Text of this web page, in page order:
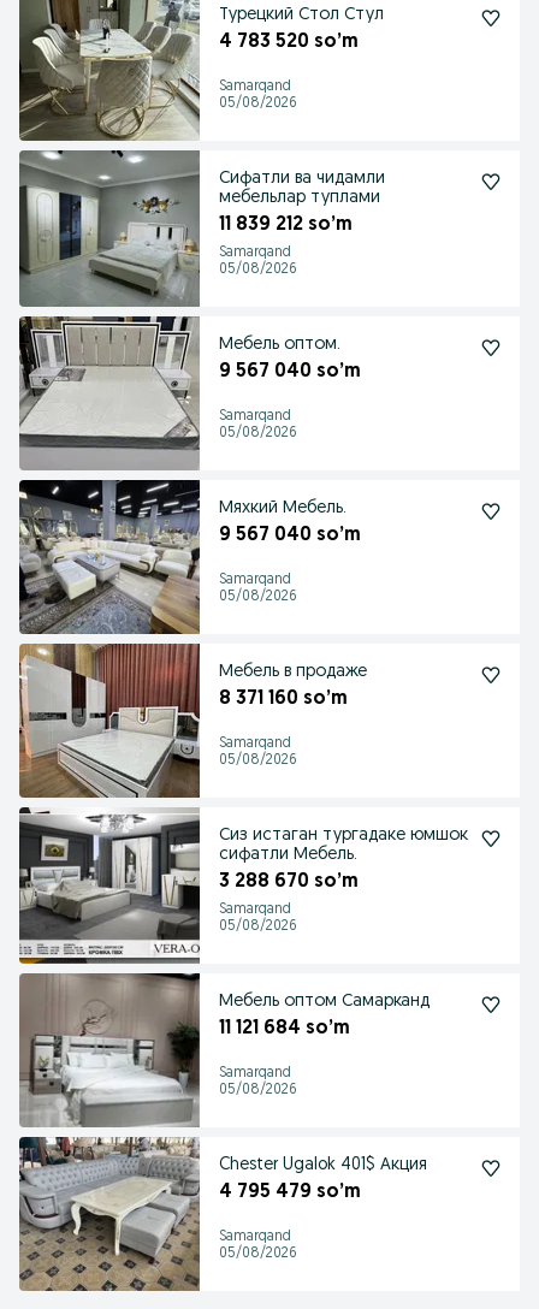
Турецкий Стол Стул
4 783 520 so’m
Samarqand
05/08/2026
Сифатли ва чидамли
мебельлар туплами
11 839 212 so’m
Samarqand
05/08/2026
Мебель оптом.
9 567 040 so’m
Samarqand
05/08/2026
Мяхкий Мебель.
9 567 040 so’m
Samarqand
05/08/2026
Мебель в продаже
8 371 160 so’m
Samarqand
05/08/2026
Сиз истаган тургадаке юмшок
сифатли Мебель.
3 288 670 so’m
Samarqand
05/08/2026
Мебель оптом Самарканд
11 121 684 so’m
Samarqand
05/08/2026
Chester Ugalok 401$ Акция
4 795 479 so’m
Samarqand
05/08/2026